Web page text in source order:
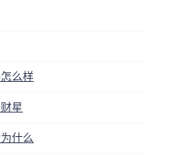
么样
星
什么